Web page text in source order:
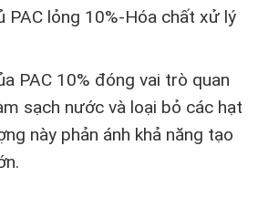
PAC lỏng 10%-Hóa chất xử lý
PAC 10% đóng vai trò quan
sạch nước và loại bỏ các hạt
này phản ánh khả năng tạo